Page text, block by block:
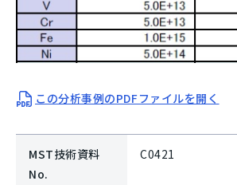
この分析事例のPDFファイルを開く
MST技術資料
No.
C0421